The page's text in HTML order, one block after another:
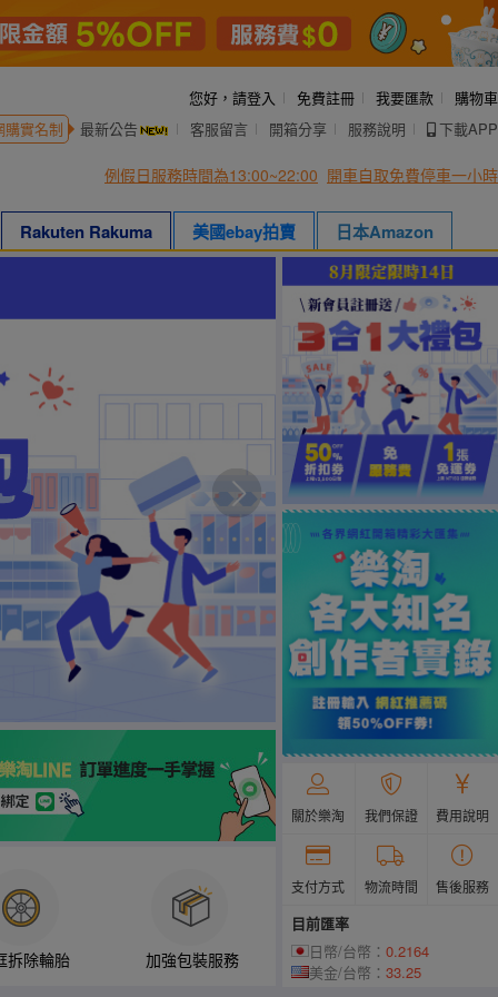
您好， 請登入 免費註冊 我要匯款
購物車
實名制
最新公告 客服留言 開箱分享 服務說明 下載APP
例假日服務時間為13:00~22:00 開車自取免費停車一小時
Rakuten Rakuma 美國ebay拍賣 日本Amazon
拆除輪胎 加強包裝服務
關於樂淘 我們保證 費用說明
支付方式 物流時間 售後服務
目前匯率
日幣/台幣： 0.2164
美金/台幣： 33.25